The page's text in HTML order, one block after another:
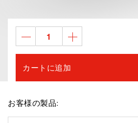
カートに追加
お客様の製品: